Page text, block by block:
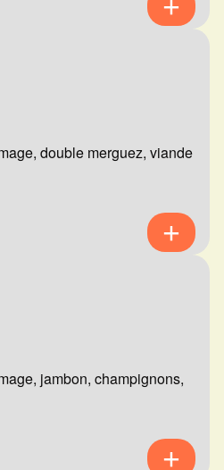
double merguez, viande
jambon, champignons,